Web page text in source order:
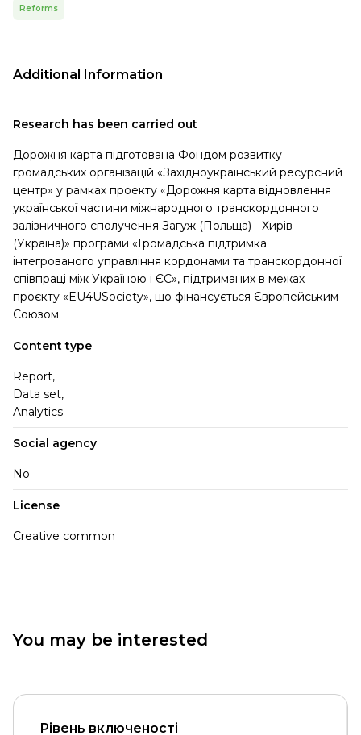
Reforms
Additional Information
Research has been carried out
Дорожня карта підготована Фондом розвитку
громадських організацій «Західноукраїнський ресурсний
центр» у рамках проекту «Дорожня карта відновлення
української частини міжнародного транскордонного
залізничного сполучення Загуж (Польща) - Хирів
(Україна)» програми «Громадська підтримка
інтегрованого управління кордонами та транскордонної
співпраці між Україною і ЄС», підтриманих в межах
проєкту «EU4USociety», що фінансується Європейським
Союзом.
Content type
Report,
Data set,
Analytics
Social agency
No
License
Creative common
You may be interested
Рівень включеності